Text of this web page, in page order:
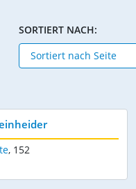
SORTIERT NACH:
, 152